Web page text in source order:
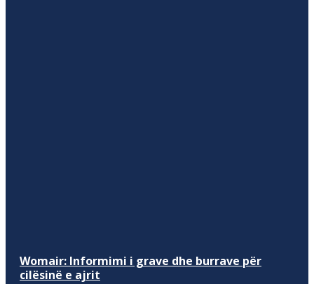
Womair: Informimi i grave dhe burrave për
cilësinë e ajrit